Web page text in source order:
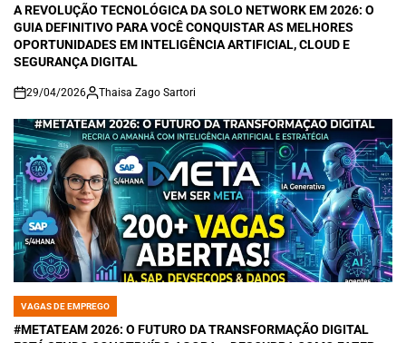
IN
A REVOLUÇÃO TECNOLÓGICA DA SOLO NETWORK EM 2026: O
GUIA DEFINITIVO PARA VOCÊ CONQUISTAR AS MELHORES
OPORTUNIDADES EM INTELIGÊNCIA ARTIFICIAL, CLOUD E
SEGURANÇA DIGITAL
on
29/04/2026 Thaisa Zago Sartori
POSTED
IN
VAGAS DE EMPREGO
#METATEAM 2026: O FUTURO DA TRANSFORMAÇÃO DIGITAL